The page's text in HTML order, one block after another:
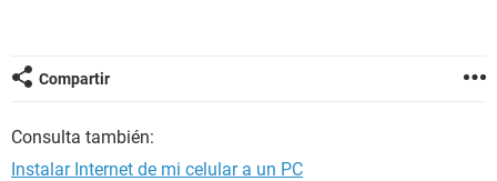
Compartir
Consulta también:
Instalar Internet de mi celular a un PC